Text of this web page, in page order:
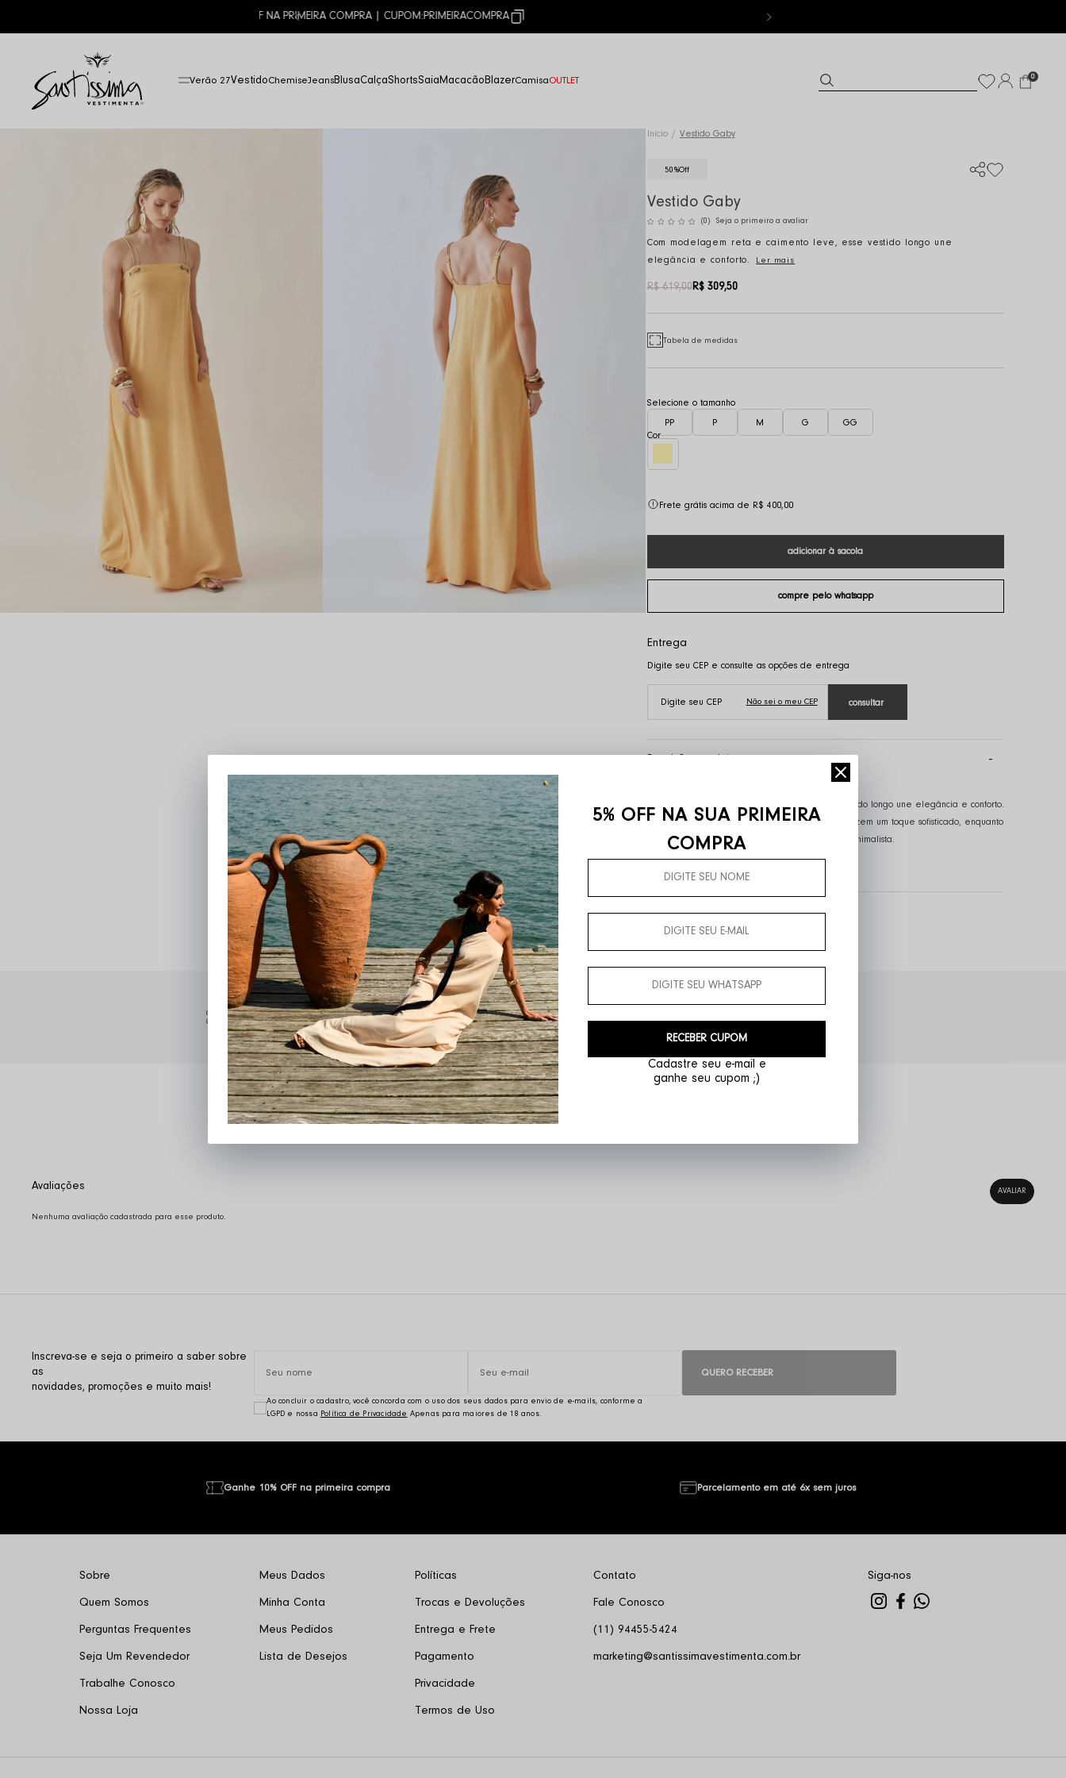
10% OFF NA PRIMEIRA COMPRA | CUPOM:
Verão 27VestidoChemiseJeansBlusaCalçaShortsSaia Macacão BlazerCamisaOUTLET 0
Início Vestido Gaby
50%Off
Vestido Gaby
(0) Seja o primeiro a avaliar
Com modelagem reta e caimento leve, esse vestido longo une
elegância e conforto.
Ler mais
R$ 619,00R$ 309,50
Tabela de medidas
PP P M G GG
Frete grátis acima de R$ 400,00
Não sei o meu CEP
Descrição completa
Com modelagem reta e caimento leve, esse vestido longo une elegância e conforto.
As alças de corda ajustáveis com ilhós metálico trazem um toque sofisticado, enquanto
os bolsos laterais garantem praticidade ao look minimalista.
Tecido: Crepe eperney
Ganhe 10% OFF na primeira compra
Nenhuma avaliação cadastrada para esse produto.
Inscreva-se e seja o primeiro a saber sobre
as
novidades, promoções e muito mais!
QUERO RECEBER
Ao concluir o cadastro, você concorda com o uso dos seus dados para envio de e-mails, conforme a
LGPD e nossa Política de Privacidade
Ganhe 10% OFF na primeira compra Parcelamento em até 6x sem juros
Sobre
Quem Somos
Perguntas Frequentes
Seja Um Revendedor
Trabalhe Conosco
Nossa Loja
Meus Dados
Minha Conta
Meus Pedidos
Lista de Desejos
Políticas
Trocas e Devoluções
Entrega e Frete
Pagamento
Privacidade
Termos de Uso
Contato
Fale Conosco
(11) 94455-5424
marketing@santissimavestimenta.com.br
Siga-nos
5% OFF NA SUA PRIMEIRA
COMPRA
Cadastre seu e-mail e
ganhe seu cupom ;)
RECEBER CUPOM